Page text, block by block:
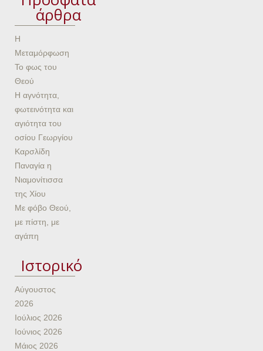
άρθρα
Η
Μεταμόρφωση
Το φως του
Θεού
Η αγνότητα,
φωτεινότητα και
αγιότητα του
οσίου Γεωργίου
Καρσλίδη
Παναγία η
Νιαμονίτισσα
της Χίου
Με φόβο Θεού,
με πίστη, με
αγάπη
Ιστορικό
Αύγουστος
2026
Ιούλιος 2026
Ιούνιος 2026
Μάιος 2026